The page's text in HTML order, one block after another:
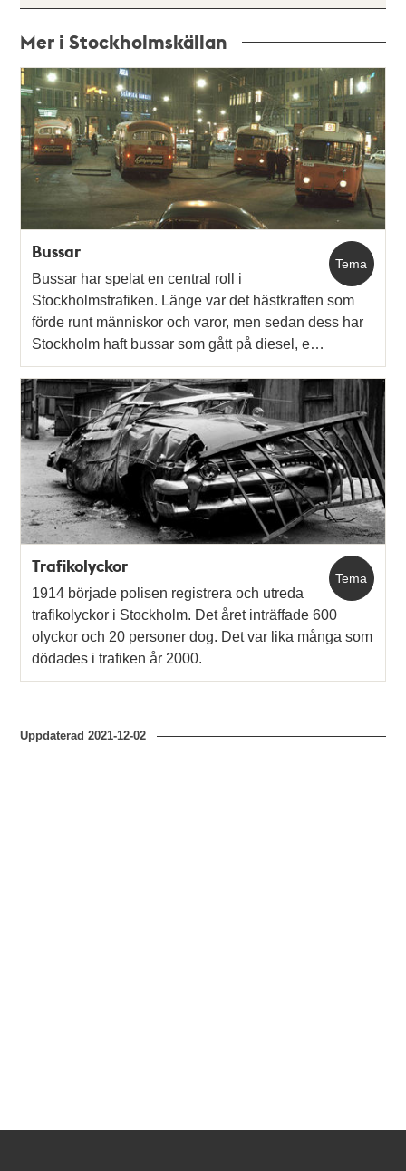
Mer i Stockholmskällan
Relaterade
poster
och
teman
Tema
Bussar
Bussar har spelat en central roll i
Stockholmstrafiken. Länge var det hästkraften som
förde runt människor och varor, men sedan dess har
Stockholm haft bussar som gått på diesel, e…
Tema
Trafikolyckor
1914 började polisen registrera och utreda
trafikolyckor i Stockholm. Det året inträffade 600
olyckor och 20 personer dog. Det var lika många som
dödades i trafiken år 2000.
Uppdaterad2021-12-02